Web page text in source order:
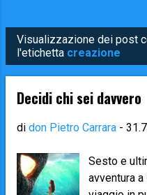
o
Visualizzazione dei post
l'etichetta creazione
Decidi chi sei davvero
di don Pietro Carrara -
Sesto e
avventura